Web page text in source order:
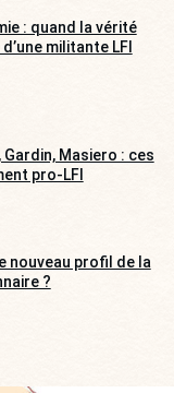
: quand la vérité
militante LFI
Masiero : ces
pro-LFI
nouveau profil de la
?